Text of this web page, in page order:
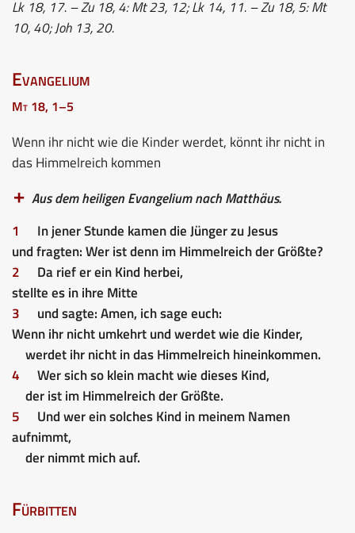
Lk 18, 17. – Zu 18, 4: Mt 23, 12; Lk 14, 11. – Zu 18, 5: Mt
10, 40; Joh 13, 20.
Evangelium
Mt 18, 1–5
Wenn ihr nicht wie die Kinder werdet, könnt ihr nicht in
das Himmelreich kommen
Aus dem heiligen Evangelium nach Matthäus.
1
In jener Stunde kamen die Jünger zu Jesus
und fragten: Wer ist denn im Himmelreich der Größte?
2
Da rief er ein Kind herbei,
stellte es in ihre Mitte
3
und sagte: Amen, ich sage euch:
Wenn ihr nicht umkehrt und werdet wie die Kinder,
werdet ihr nicht in das Himmelreich hineinkommen.
4
Wer sich so klein macht wie dieses Kind,
der ist im Himmelreich der Größte.
5
Und wer ein solches Kind in meinem Namen
aufnimmt,
der nimmt mich auf.
Fürbitten